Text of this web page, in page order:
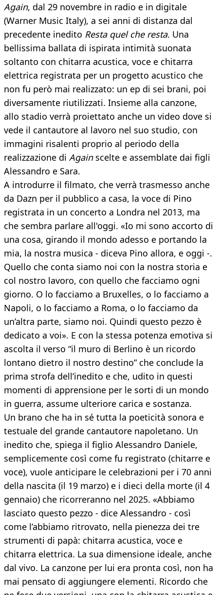
Again, dal 29 novembre in radio e in digitale
(Warner Music Italy), a sei anni di distanza dal
precedente inedito Resta quel che resta. Una
bellissima ballata di ispirata intimità suonata
soltanto con chitarra acustica, voce e chitarra
elettrica registrata per un progetto acustico che
non fu però mai realizzato: un ep di sei brani, poi
diversamente riutilizzati. Insieme alla canzone,
allo stadio verrà proiettato anche un video dove si
vede il cantautore al lavoro nel suo studio, con
immagini risalenti proprio al periodo della
realizzazione di Againscelte e assemblate dai figli
Alessandro e Sara.
A introdurre il filmato, che verrà trasmesso anche
da Dazn per il pubblico a casa, la voce di Pino
registrata in un concerto a Londra nel 2013, ma
che sembra parlare all'oggi. «Io mi sono accorto di
una cosa, girando il mondo adesso e portando la
mia, la nostra musica - diceva Pino allora, e oggi -.
Quello che conta siamo noi con la nostra storia e
col nostro lavoro, con quello che facciamo ogni
giorno. O lo facciamo a Bruxelles, o lo facciamo a
Napoli, o lo facciamo a Roma, o lo facciamo da
un’altra parte, siamo noi. Quindi questo pezzo è
dedicato a voi». E con la stessa potenza emotiva si
ascolta il verso “il muro di Berlino è un ricordo
lontano dietro il nostro destino” che conclude la
prima strofa dell’inedito e che, udito in questi
momenti di apprensione per le sorti di un mondo
in guerra, assume ulteriore carica e sostanza.
Un brano che ha in sé tutta la poeticità sonora e
testuale del grande cantautore napoletano. Un
inedito che, spiega il figlio Alessandro Daniele,
semplicemente così come fu registrato (chitarre e
voce), vuole anticipare le celebrazioni per i 70 anni
della nascita (il 19 marzo) e i dieci della morte (il 4
gennaio) che ricorreranno nel 2025. «Abbiamo
lasciato questo pezzo - dice Alessandro - così
come l’abbiamo ritrovato, nella pienezza dei tre
strumenti di papà: chitarra acustica, voce e
chitarra elettrica. La sua dimensione ideale, anche
dal vivo. La canzone per lui era pronta così, non ha
mai pensato di aggiungere elementi. Ricordo che